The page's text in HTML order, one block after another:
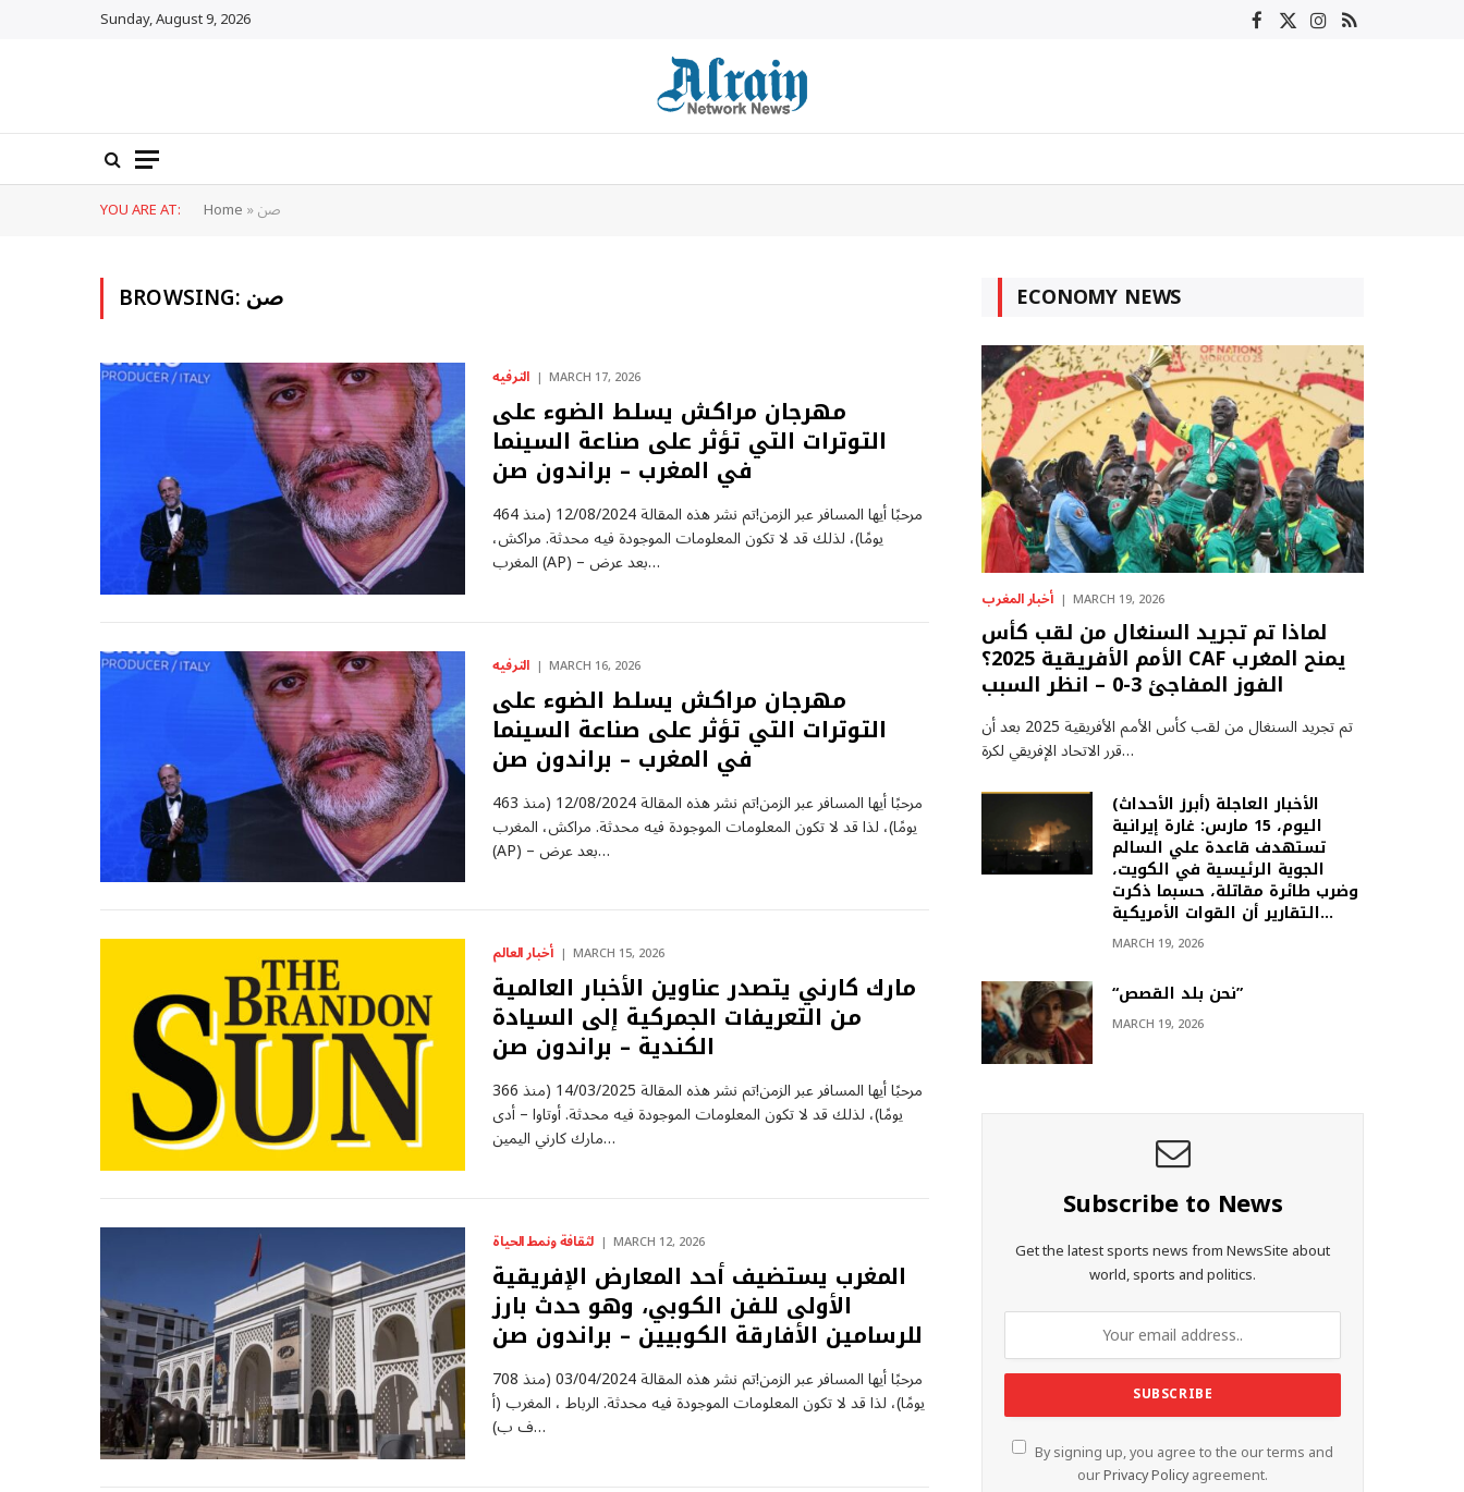
Sunday, August 9, 2026 Facebook
X Instagram
RSS
YOU ARE AT: Home»صن
BROWSING:صن
الترفيه MARCH 17, 2026
مهرجان مراكش يسلط الضوء على
التوترات التي تؤثر على صناعة السينما
في المغرب – براندون صن
مرحبًا أيها المسافر عبر الزمن!تم نشر هذه المقالة 12/08/2024 (منذ 464
يومًا)، لذلك قد لا تكون المعلومات الموجودة فيه محدثة. مراكش،
المغرب (AP) – بعد عرض…
الترفيه MARCH 16, 2026
مهرجان مراكش يسلط الضوء على
التوترات التي تؤثر على صناعة السينما
في المغرب – براندون صن
مرحبًا أيها المسافر عبر الزمن!تم نشر هذه المقالة 12/08/2024 (منذ 463
يومًا)، لذا قد لا تكون المعلومات الموجودة فيه محدثة. مراكش، المغرب
(AP) – بعد عرض…
أخبار العالم MARCH 15, 2026
مارك كارني يتصدر عناوين الأخبار العالمية
من التعريفات الجمركية إلى السيادة
الكندية – براندون صن
مرحبًا أيها المسافر عبر الزمن!تم نشر هذه المقالة 14/03/2025 (منذ 366
يومًا)، لذلك قد لا تكون المعلومات الموجودة فيه محدثة. أوتاوا – أدى
مارك كارني اليمين…
لثقافة ونمط الحياة MARCH 12, 2026
المغرب يستضيف أحد المعارض الإفريقية
الأولى للفن الكوبي، وهو حدث بارز
للرسامين الأفارقة الكوبيين – براندون صن
مرحبًا أيها المسافر عبر الزمن!تم نشر هذه المقالة 03/04/2024 (منذ 708
يومًا)، لذا قد لا تكون المعلومات الموجودة فيه محدثة. الرباط ، المغرب (أ
ف ب)…
ECONOMY NEWS
أخبار المغرب MARCH 19, 2026
لماذا تم تجريد السنغال من لقب كأس
الأمم الأفريقية 2025؟ CAF يمنح المغرب
الفوز المفاجئ 3-0 – انظر السبب
تم تجريد السنغال من لقب كأس الأمم الأفريقية 2025 بعد أن
قرر الاتحاد الإفريقي لكرة…
(أبرز الأحداث) الأخبار العاجلة
اليوم، 15 مارس: غارة إيرانية
تستهدف قاعدة علي السالم
الجوية الرئيسية في الكويت،
وضرب طائرة مقاتلة، حسبما ذكرت
التقارير أن القوات الأمريكية…
MARCH 19, 2026
“نحن بلد القصص”
MARCH 19, 2026
Subscribe to News
Get the latest sports news from NewsSite about
world, sports and politics.
By signing up, you agree to the our terms and
ourPrivacy Policyagreement.